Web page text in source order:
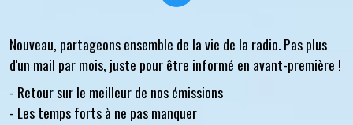
Nouveau, partageons ensemble de la vie de la radio. Pas plus
d'un mail par mois, juste pour être informé en avant-première !
- Retour sur le meilleur de nos émissions
- Les temps forts à ne pas manquer